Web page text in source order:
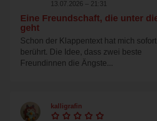
13.07.2026 – 21:31
Eine Freundschaft, die unter
geht
Schon der Klappentext hat mich sofort
berührt. Die Idee, dass zwei beste
Freundinnen die Ängste...
kalligrafin